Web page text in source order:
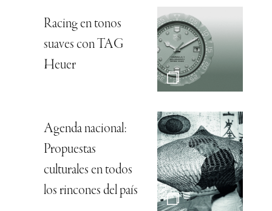
Racing en tonos
suaves con TAG
Heuer
Agenda nacional:
Propuestas
culturales en todos
los rincones del país